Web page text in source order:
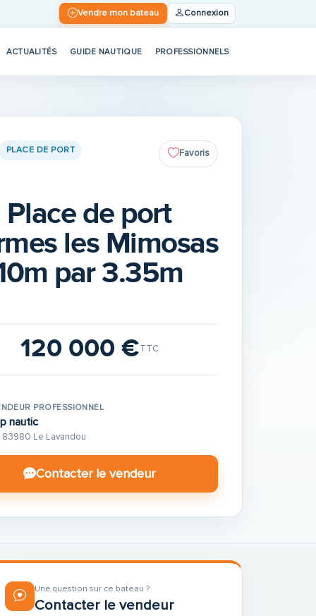
Vendre mon bateau Connexion
ACTUALITÉS GUIDE NAUTIQUE PROFESSIONNELS
PLACE DE PORT Favoris
Place de port
les Mimosas
par 3.35m
120 000 €TTC
PROFESSIONNEL
nautic
83980 Le Lavandou
Contacter le vendeur
Une question sur ce bateau ?
Contacter le vendeur